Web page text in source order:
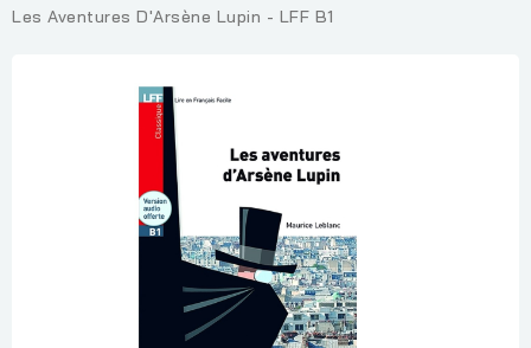
Les Aventures D'Arsène Lupin - LFF B1